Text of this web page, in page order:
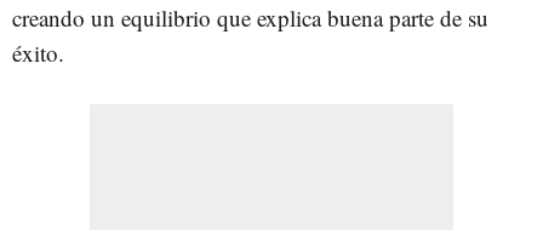
creando un equilibrio que explica buena parte de su
éxito.